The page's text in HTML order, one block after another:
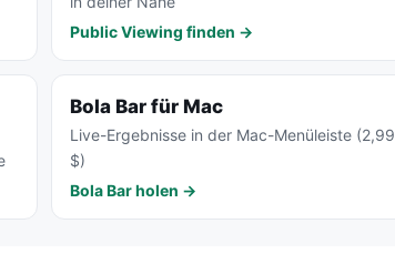
Public Viewing finden →
Bola Bar für Mac
Live-Ergebnisse in der Mac-Menüleiste (2,99
$)
Bola Bar holen →